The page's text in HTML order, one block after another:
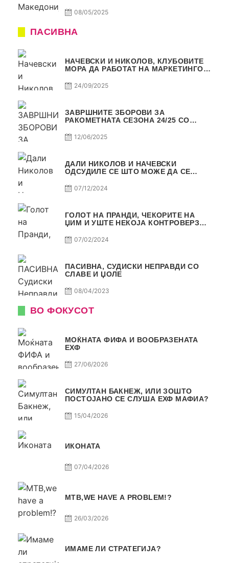
08/05/2025
ПАСИВНА
НАЧЕВСКИ И НИКОЛОВ, КЛУБОВИТЕ
МОРА ДА РАБОТАТ НА МАРКЕТИНГОТ,
24/09/2025
ЗАВРШНИТЕ ЗБОРОВИ ЗА
РАКОМЕТНАТА СЕЗОНА 24/25 СО
12/06/2025
ДАЛИ НИКОЛОВ И НАЧЕВСКИ
ОДСУДИЛЕ СЕ ШТО МОЖЕ ДА СЕ
07/12/2024
ГОЛОТ НА ПРАНДИ, ЧЕКОРИТЕ НА
ЏИМ И УШТЕ НЕКОЈА КОНТРОВЕРЗА !
07/02/2024
ПАСИВНА, СУДИСКИ НЕПРАВДИ СО
СЛАВЕ И ЏОЛЕ
08/04/2023
ВО ФОКУСОТ
МОЌНАТА ФИФА И ВООБРАЗЕНАТА
ЕХФ
27/06/2026
СИМУЛТАН БАКНЕЖ, ИЛИ ЗОШТО
ПОСТОЈАНО СЕ СЛУША ЕХФ МАФИА?
15/04/2026
ИКОНАТА
07/04/2026
МТВ,WE HAVE A PROBLEM!?
26/03/2026
ИМАМЕ ЛИ СТРАТЕГИЈА?